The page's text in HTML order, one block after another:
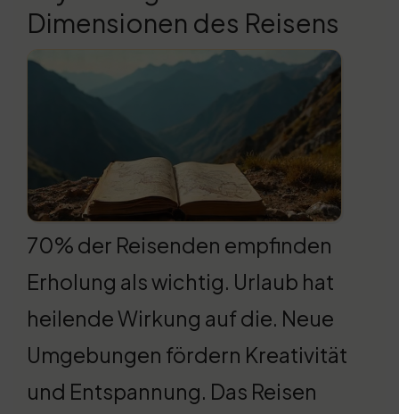
Dimensionen des Reisens
70% der Reisenden empfinden
Erholung als wichtig. Urlaub hat
heilende Wirkung auf die. Neue
Umgebungen fördern Kreativität
und Entspannung. Das Reisen